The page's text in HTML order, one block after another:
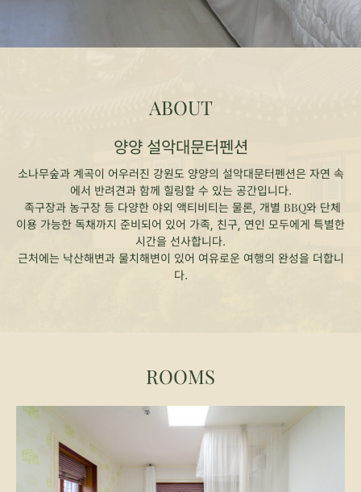
ABOUT
양양 설악대문터펜션
소나무숲과 계곡이 어우러진 강원도 양양의 설악대문터펜션은 자연 속
에서 반려견과 함께 힐링할 수 있는 공간입니다.
족구장과 농구장 등 다양한 야외 액티비티는 물론, 개별 BBQ와 단체
이용 가능한 독채까지 준비되어 있어 가족, 친구, 연인 모두에게 특별한
시간을 선사합니다.
근처에는 낙산해변과 물치해변이 있어 여유로운 여행의 완성을 더합니
다.
ROOMS